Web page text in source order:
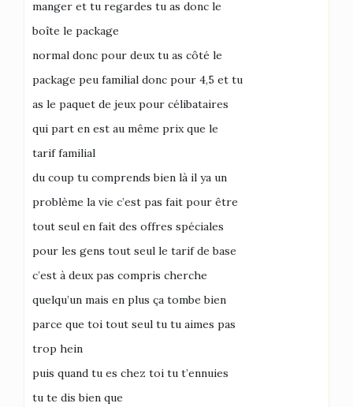
manger et tu regardes tu as donc le
boîte le package
normal donc pour deux tu as côté le
package peu familial donc pour 4,5 et tu
as le paquet de jeux pour célibataires
qui part en est au même prix que le
tarif familial
du coup tu comprends bien là il ya un
problème la vie c’est pas fait pour être
tout seul en fait des offres spéciales
pour les gens tout seul le tarif de base
c’est à deux pas compris cherche
quelqu’un mais en plus ça tombe bien
parce que toi tout seul tu tu aimes pas
trop hein
puis quand tu es chez toi tu t’ennuies
tu te dis bien que